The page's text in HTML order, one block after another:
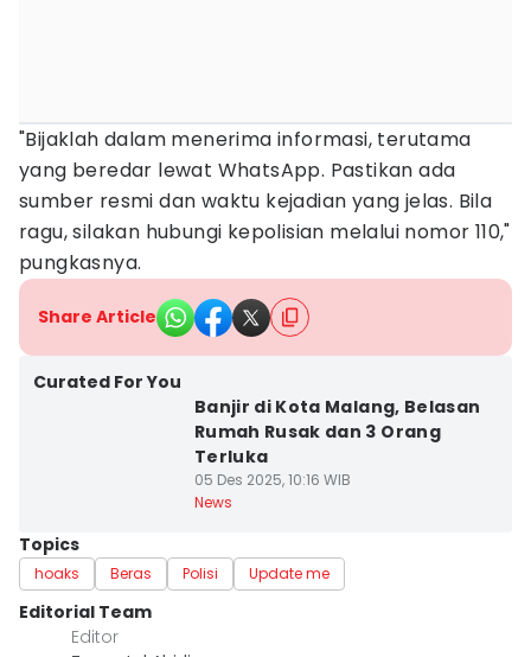
"Bijaklah dalam menerima informasi, terutama
yang beredar lewat WhatsApp. Pastikan ada
sumber resmi dan waktu kejadian yang jelas. Bila
ragu, silakan hubungi kepolisian melalui nomor 110,"
pungkasnya.
Share Article
Curated For You
Banjir di Kota Malang, Belasan
Rumah Rusak dan 3 Orang
Terluka
05 Des 2025, 10:16 WIB
News
Topics
hoaks Beras Polisi Update me
Editorial Team
Editor